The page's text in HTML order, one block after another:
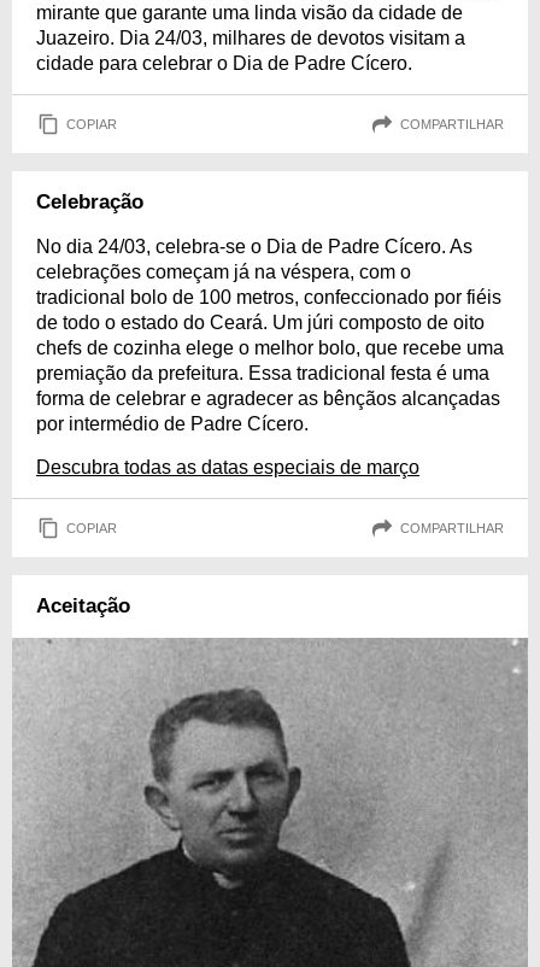
mirante que garante uma linda visão da cidade de
Juazeiro. Dia 24/03, milhares de devotos visitam a
cidade para celebrar o Dia de Padre Cícero.
COPIAR COMPARTILHAR
Celebração
No dia 24/03, celebra-se o Dia de Padre Cícero. As
celebrações começam já na véspera, com o
tradicional bolo de 100 metros, confeccionado por fiéis
de todo o estado do Ceará. Um júri composto de oito
chefs de cozinha elege o melhor bolo, que recebe uma
premiação da prefeitura. Essa tradicional festa é uma
forma de celebrar e agradecer as bênçãos alcançadas
por intermédio de Padre Cícero.
Descubra todas as datas especiais de março
COPIAR COMPARTILHAR
Aceitação